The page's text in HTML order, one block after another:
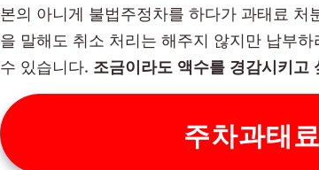
본의 아니게 불법주정차를 하다가 과태료
을 말해도 취소 처리는 해주지 않지만 납부
수 있습니다. 조금이라도 액수를 경감시키고
주차과태